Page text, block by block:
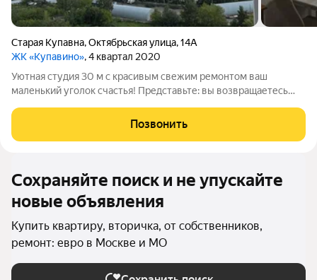
Старая Купавна,Октябрьская улица,14А
ЖК «Купавино», 4 квартал 2020
Уютная студия 30 м с красивым свежим ремонтом ваш
маленький уголок счастья! Представьте: вы возвращаетесь
что сразу забываются все заботы. Именно такое ощущение
дарит эта студия!
Позвонить
Сохраняйте поиск и не упускайте
новые объявления
Купить квартиру, вторичка, от собственников,
ремонт: евро в Москве и МО